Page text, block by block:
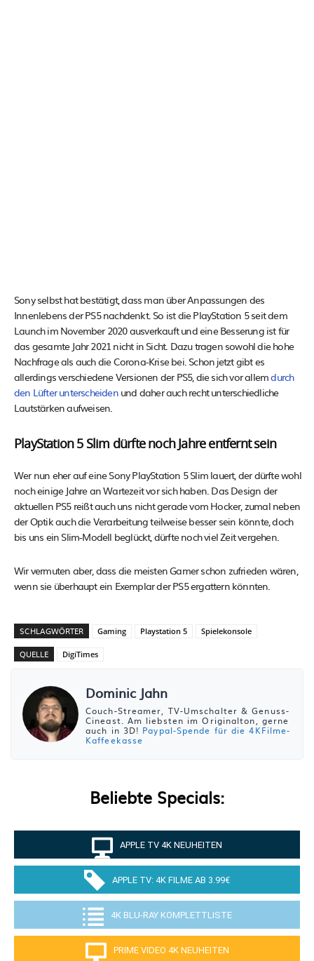
Sony selbst hat bestätigt, dass man über Anpassungen des
Innenlebens der PS5 nachdenkt. So ist die PlayStation 5 seit dem
Launch im November 2020 ausverkauft und eine Besserung ist für
das gesamte Jahr 2021 nicht in Sicht. Dazu tragen sowohl die hohe
Nachfrage als auch die Corona-Krise bei. Schon jetzt gibt es
allerdings verschiedene Versionen der PS5, die sich vor allemdurch
den Lüfter unterscheidenund daher auch recht unterschiedliche
Lautstärken aufweisen.
PlayStation 5 Slim dürfte noch Jahre entfernt sein
Wer nun eher auf eine Sony PlayStation 5 Slim lauert, der dürfte wohl
noch einige Jahre an Wartezeit vor sich haben. Das Design der
aktuellen PS5 reißt auch uns nicht gerade vom Hocker, zumal neben
der Optik auch die Verarbeitung teilweise besser sein könnte, doch
bis uns ein Slim-Modell beglückt, dürfte noch viel Zeit vergehen.
Wir vermuten aber, dass die meisten Gamer schon zufrieden wären,
wenn sie überhaupt ein Exemplar der PS5 ergattern könnten.
SCHLAGWÖRTER Gaming Playstation 5 Spielekonsole
QUELLE DigiTimes
Dominic Jahn
Couch-Streamer, TV-Umschalter & Genuss-
Cineast. Am liebsten im Originalton, gerne
auch in 3D! Paypal-Spende für die 4KFilme-
Kaffeekasse
Beliebte Specials:
APPLE TV 4K NEUHEITEN
APPLE TV: 4K FILME AB 3.99€
4K BLU-RAY KOMPLETTLISTE
PRIME VIDEO 4K NEUHEITEN